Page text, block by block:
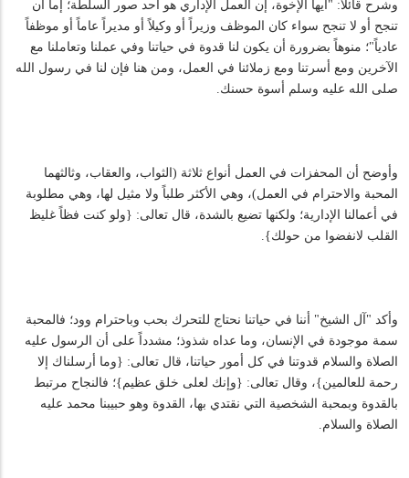
وشرح قائلاً: "أيها الإخوة، إن العمل الإداري هو أحد صور السلطة؛ إما أن
تنجح أو لا تنجح سواء كان الموظف وزيراً أو وكيلاً أو مديراً عاماً أو موظفاً
عادياً"؛ منوهاً بضرورة أن يكون لنا قدوة في حياتنا وفي عملنا وتعاملنا مع
الآخرين ومع أسرتنا ومع زملائنا في العمل، ومن هنا فإن لنا في رسول الله
صلى الله عليه وسلم أسوة حسنك.
وأوضح أن المحفزات في العمل أنواع ثلاثة (الثواب، والعقاب، وثالثهما
المحبة والاحترام في العمل)، وهي الأكثر طلباً ولا مثيل لها، وهي مطلوبة
في أعمالنا الإدارية؛ ولكنها تضيع بالشدة، قال تعالى: {ولو كنت فظاً غليظ
القلب لانفضوا من حولك}.
وأكد "آل الشيخ" أننا في حياتنا نحتاج للتحرك بحب وباحترام وود؛ فالمحبة
سمة موجودة في الإنسان، وما عداه شذوذ؛ مشدداً على أن الرسول عليه
الصلاة والسلام قدوتنا في كل أمور حياتنا، قال تعالى: {وما أرسلناك إلا
رحمة للعالمين}، وقال تعالى: {وإنك لعلى خلق عظيم}؛ فالنجاح مرتبط
بالقدوة وبمحبة الشخصية التي نقتدي بها، القدوة وهو حبيبنا محمد عليه
الصلاة والسلام.